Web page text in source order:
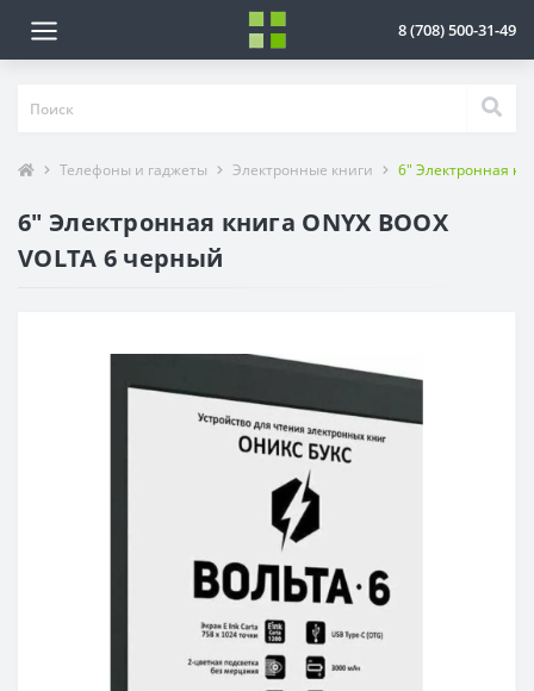
8 (708) 500-31-49
Телефоны и гаджеты Электронные книги 6" Электронная
6" Электронная книга ONYX BOOX
VOLTA 6 черный